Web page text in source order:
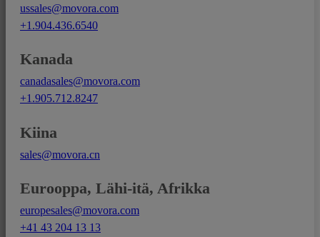
ussales@movora.com
+1.904.436.6540
Kanada
canadasales@movora.com
+1.905.712.8247
Kiina
sales@movora.cn
Eurooppa, Lähi-itä, Afrikka
europesales@movora.com
+41 43 204 13 13